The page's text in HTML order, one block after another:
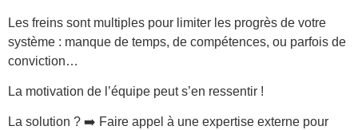
Les freins sont multiples pour limiter les progrès de votre
système : manque de temps, de compétences, ou parfois de
conviction…
La motivation de l’équipe peut s’en ressentir !
La solution ? ➡️ Faire appel à une expertise externe pour